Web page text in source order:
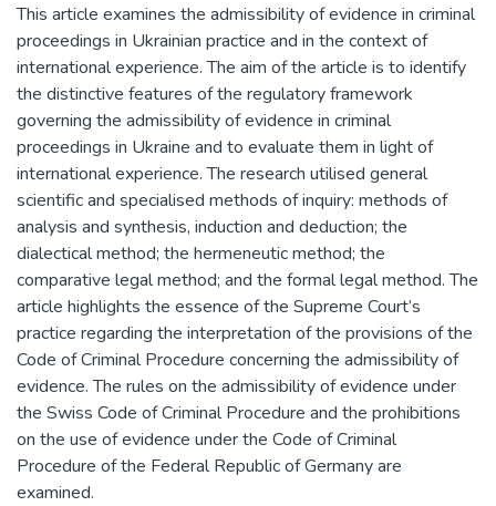
This article examines the admissibility of evidence in criminal
proceedings in Ukrainian practice and in the context of
international experience. The aim of the article is to identify
the distinctive features of the regulatory framework
governing the admissibility of evidence in criminal
proceedings in Ukraine and to evaluate them in light of
international experience. The research utilised general
scientific and specialised methods of inquiry: methods of
analysis and synthesis, induction and deduction; the
dialectical method; the hermeneutic method; the
comparative legal method; and the formal legal method. The
article highlights the essence of the Supreme Court’s
practice regarding the interpretation of the provisions of the
Code of Criminal Procedure concerning the admissibility of
evidence. The rules on the admissibility of evidence under
the Swiss Code of Criminal Procedure and the prohibitions
on the use of evidence under the Code of Criminal
Procedure of the Federal Republic of Germany are
examined.